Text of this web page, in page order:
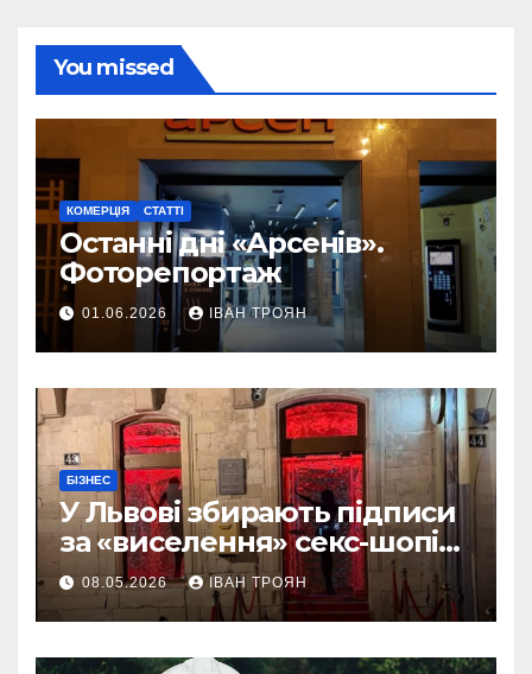
You missed
КОМЕРЦІЯ СТАТТІ
Останні дні «Арсенів».
Фоторепортаж
01.06.2026 ІВАН ТРОЯН
БІЗНЕС
У Львові збирають підписи
за «виселення» секс-шопів
із центру міста
08.05.2026 ІВАН ТРОЯН